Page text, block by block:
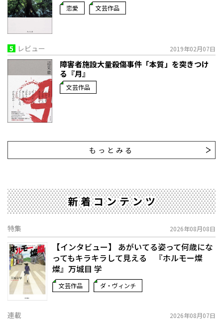
恋愛 文芸作品
5 レビュー 2019年02月07日
障害者施設大量殺傷事件「本質」を突きつけ
る『月』
文芸作品
もっとみる
新着コンテンツ
特集 2026年08月08日
【インタビュー】 あがいてる姿って何歳にな
ってもキラキラして見える 『ホルモー燦
燦』万城目 学
文芸作品 ダ・ヴィンチ
連載 2026年08月07日